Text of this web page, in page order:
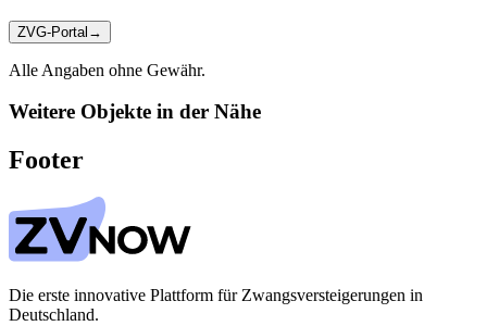
ZVG-Portal →
Alle Angaben ohne Gewähr.
Weitere Objekte in der Nähe
Footer
Die erste innovative Plattform für Zwangsversteigerungen in
Deutschland.